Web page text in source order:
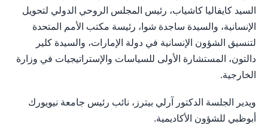
السيد كايفاليا كاشياب، رئيس المجلس الروحي الدولي لتحويل
الإنسانية، والسيدة ساجدة شوا، رئيسة مكتب الأمم المتحدة
لتنسيق الشؤون الإنسانية في دولة الإمارات، والسيدة كلير
دالتون، المستشارة الأولى للسياسات والإستراتيجيات في وزارة
الخارجية.
ويدير الجلسة الدكتور آرلي بيترز، نائب رئيس جامعة نيويورك
أبوظبي للشؤون الأكاديمية.